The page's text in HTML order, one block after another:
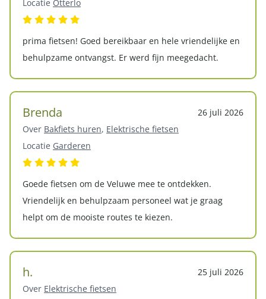
Locatie Otterlo
prima fietsen! Goed bereikbaar en hele vriendelijke en
behulpzame ontvangst. Er werd fijn meegedacht.
Brenda
26 juli 2026
Over Bakfiets huren, Elektrische fietsen
Locatie Garderen
Goede fietsen om de Veluwe mee te ontdekken.
Vriendelijk en behulpzaam personeel wat je graag
helpt om de mooiste routes te kiezen.
h.
25 juli 2026
Over Elektrische fietsen